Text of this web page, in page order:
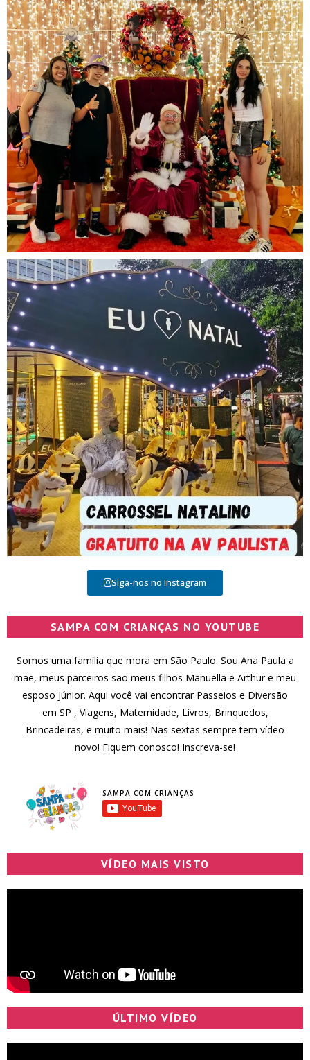
Siga-nos no Instagram
SAMPA COM CRIANÇAS NO YOUTUBE
Somos uma família que mora em São Paulo. Sou Ana Paula a
mãe, meus parceiros são meus filhos Manuella e Arthur e meu
esposo Júnior. Aqui você vai encontrar Passeios e Diversão
em SP , Viagens, Maternidade, Livros, Brinquedos,
Brincadeiras, e muito mais! Nas sextas sempre tem vídeo
novo! Fiquem conosco! Inscreva-se!
SAMPA COM CRIANÇAS
VÍDEO MAIS VISTO
ÚLTIMO VÍDEO